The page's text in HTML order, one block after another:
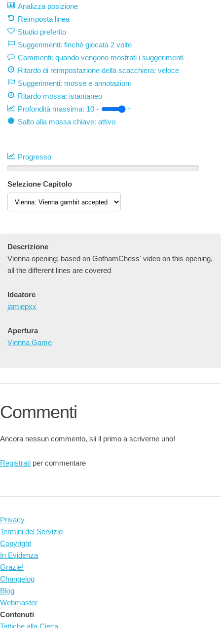
Analizza posizione
Reimposta linea
Studio preferito
Suggerimenti: finché giocata 2 volte
Commenti: quando vengono mostrati i suggerimenti
Ritardo di reimpostazione della scacchiera: veloce
Suggerimenti: mosse e annotazioni
Ritardo mossa: istantaneo
Profondità massima: 10 -
+
Salto alla mossa chiave: attivo
Progresso
Selezione Capitolo
Descrizione
Vienna opening; based on GothamChess' video on this opening,
all the different lines are covered
Ideatore
jamiepxx
Apertura
Vienna Game
Commenti
Ancora nessun commento, sii il primo a scriverne uno!
Registrati per commentare
Privacy
Termini del Servizio
Copyright
In Evidenza
Grazie!
Changelog
Blog
Webmaster
Contenuti
Tattiche alla Cieca